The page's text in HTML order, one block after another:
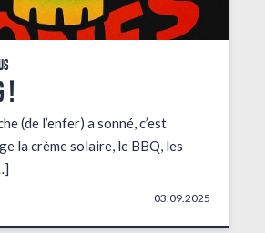
!
(de l’enfer) a sonné, c’est
la crème solaire, le BBQ, les
03.09.2025